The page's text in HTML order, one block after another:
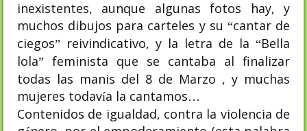
inexistentes, aunque algunas fotos hay, y
muchos dibujos para carteles y su “cantar de
ciegos” reivindicativo, y la letra de la “Bella
lola”
feminista que se cantaba al finalizar
todas las manis del 8 de Marzo , y muchas
mujeres todavía la cantamos…
Contenidos de igualdad, contra la violencia de